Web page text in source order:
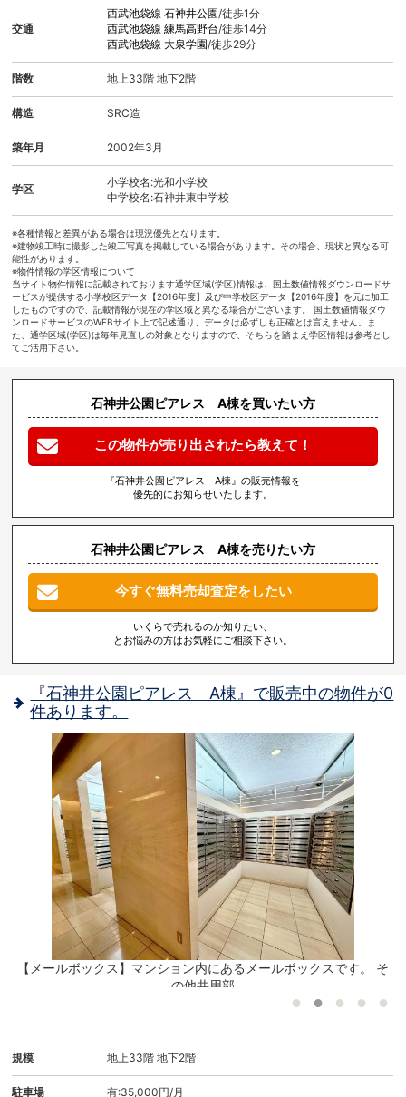
交通
西武池袋線石神井公園/徒歩1分
西武池袋線練馬高野台/徒歩14分
西武池袋線大泉学園/徒歩29分
階数 地上33階 地下2階
構造 SRC造
築年月 2002年3月
学区
小学校名:光和小学校
中学校名:石神井東中学校
※各種情報と差異がある場合は現況優先となります。
※建物竣工時に撮影した竣工写真を掲載している場合があります。その場合、現状と異なる可
能性があります。
※物件情報の学区情報について
当サイト物件情報に記載されております通学区域(学区)情報は、国土数値情報ダウンロードサ
ービスが提供する小学校区データ【2016年度】及び中学校区データ【2016年度】を元に加工
したものですので、記載情報が現在の学区域と異なる場合がございます。 国土数値情報ダウ
ンロードサービスのWEBサイト上で記述通り、データは必ずしも正確とは言えません。ま
た、通学区域(学区)は毎年見直しの対象となりますので、そちらを踏まえ学区情報は参考とし
てご活用下さい。
石神井公園ピアレス A棟を買いたい方
この物件が売り出されたら教えて！
『石神井公園ピアレス A棟』の販売情報を
優先的にお知らせいたします。
石神井公園ピアレス A棟を売りたい方
今すぐ無料売却査定をしたい
いくらで売れるのか知りたい、
とお悩みの方はお気軽にご相談下さい。
『石神井公園ピアレス A棟』で販売中の物件が0
件あります。
【メールボックス】マンション内にあるメールボックスです。 そ
の他共用部
規模 地上33階 地下2階
駐車場 有:35,000円/月